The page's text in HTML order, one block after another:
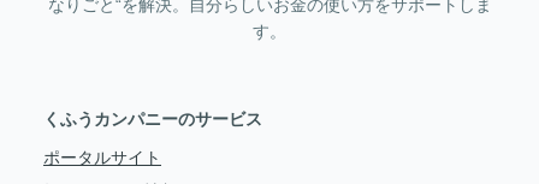
なりごと“を解決。自分らしいお金の使い方をサポートしま
す。
くふうカンパニーのサービス
ポータルサイト